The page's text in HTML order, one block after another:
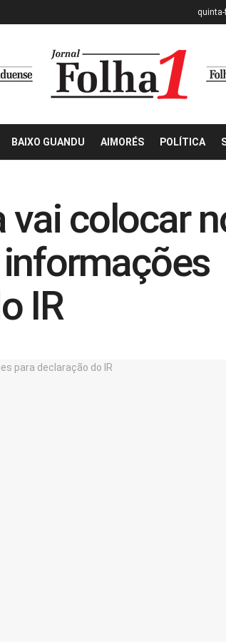
BAIXO GUANDU AIMORÉS POLÍTICA
vai colocar
IR